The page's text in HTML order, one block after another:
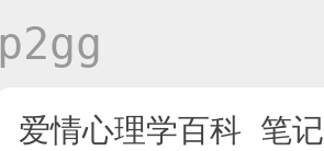
p2gg
爱情心理学百科 笔记